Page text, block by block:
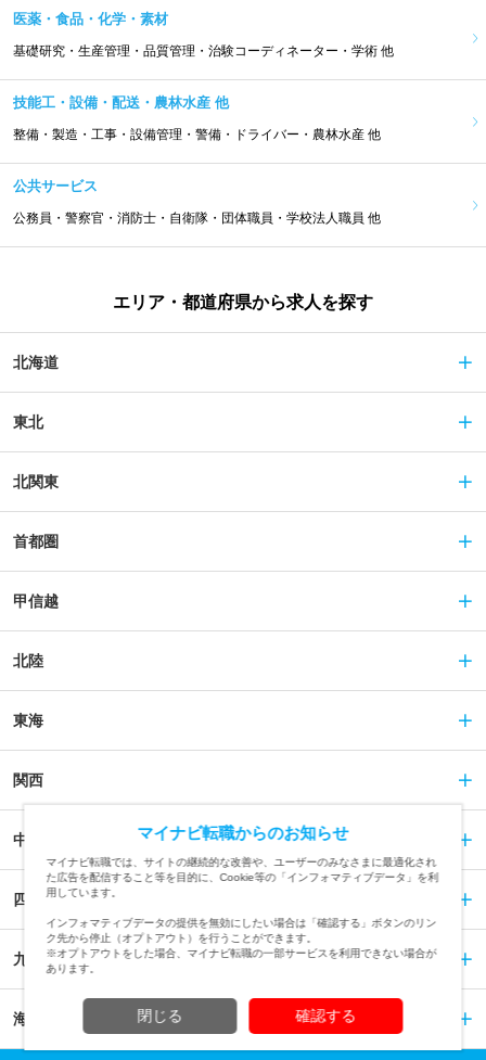
医薬・食品・化学・素材
基礎研究・生産管理・品質管理・治験コーディネーター・学術 他
技能工・設備・配送・農林水産 他
整備・製造・工事・設備管理・警備・ドライバー・農林水産 他
公共サービス
公務員・警察官・消防士・自衛隊・団体職員・学校法人職員 他
エリア・都道府県から求人を探す
北海道
東北
北関東
首都圏
甲信越
北陸
東海
関西
中国
四国
九州
海外
マイナビ転職からのお知らせ
マイナビ転職では、サイトの継続的な改善や、ユーザーのみなさまに最適化され
た広告を配信すること等を目的に、Cookie等の「インフォマティブデータ」を利
用しています。
インフォマティブデータの提供を無効にしたい場合は「確認する」ボタンのリン
ク先から停止（オプトアウト）を行うことができます。
※オプトアウトをした場合、マイナビ転職の一部サービスを利用できない場合が
あります。
閉じる 確認する